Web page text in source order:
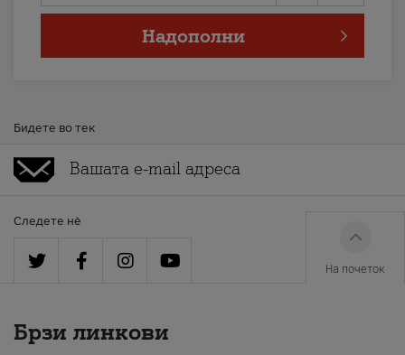
Надополни
Бидете во тек
Следете нè
На почеток
Брзи линкови